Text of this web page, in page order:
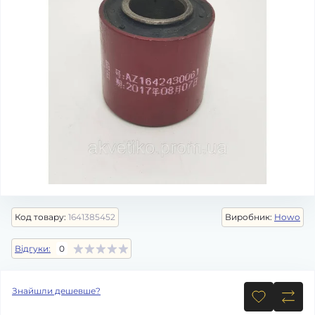
Код товару: 1641385452 Виробник: Howo
Відгуки: 0
Знайшли дешевше?